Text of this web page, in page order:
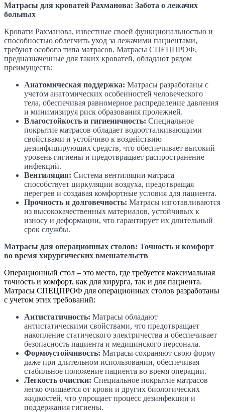
Матрасы для кроватей Рахманова: Забота о лежачих
больных
Кровати Рахманова, известные своей функциональностью и
способностью облегчить уход за лежачими пациентами,
требуют особого типа матрасов. Матрасы СПЕЦПРОФ,
предназначенные для таких кроватей, обладают рядом
преимуществ:
Анатомическая поддержка: Матрасы разработаны с
учетом анатомических особенностей человеческого
тела, обеспечивая равномерное распределение давления
и минимизируя риск образования пролежней.
Влагостойкость и гигиеничность: Специальное
покрытие матрасов обладает водоотталкивающими
свойствами и устойчиво к воздействию
дезинфицирующих средств, что обеспечивает высокий
уровень гигиены и предотвращает распространение
инфекций.
Вентиляция: Система вентиляции матраса
способствует циркуляции воздуха, предотвращая
перегрев и создавая комфортные условия для пациента.
Прочность и долговечность: Матрасы изготавливаются
из высококачественных материалов, устойчивых к
износу и деформации, что гарантирует их длительный
срок службы.
Матрасы для операционных столов: Точность и комфорт
во время хирургических вмешательств
Операционный стол – это место, где требуется максимальная
точность и комфорт, как для хирурга, так и для пациента.
Матрасы СПЕЦПРОФ для операционных столов разработаны
с учетом этих требований:
Антистатичность: Матрасы обладают
антистатическими свойствами, что предотвращает
накопление статического электричества и обеспечивает
безопасность пациента и медицинского персонала.
Формоустойчивость: Матрасы сохраняют свою форму
даже при длительном использовании, обеспечивая
стабильное положение пациента во время операции.
Легкость очистки: Специальное покрытие матрасов
легко очищается от крови и других биологических
жидкостей, что упрощает процесс дезинфекции и
поддержания гигиены.